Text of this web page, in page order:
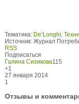
Тематика: De’Longhi,
Источник: Журнал
RSS
Подписаться
Галина Сизикова115
+1
27 января 2014
1
Отзывы и